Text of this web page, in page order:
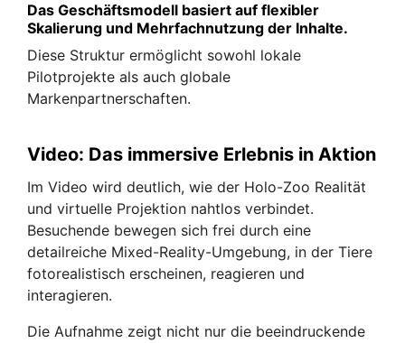
Das Geschäftsmodell basiert auf flexibler
Skalierung und Mehrfachnutzung der Inhalte.
Diese Struktur ermöglicht sowohl lokale
Pilotprojekte als auch globale
Markenpartnerschaften.
Video: Das immersive Erlebnis in Aktion
Im Video wird deutlich, wie der Holo-Zoo Realität
und virtuelle Projektion nahtlos verbindet.
Besuchende bewegen sich frei durch eine
detailreiche Mixed-Reality-Umgebung, in der Tiere
fotorealistisch erscheinen, reagieren und
interagieren.
Die Aufnahme zeigt nicht nur die beeindruckende